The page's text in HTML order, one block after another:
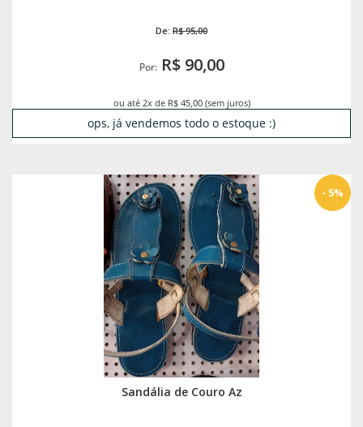
De: R$ 95,00
Por:R$ 90,00
ou até 2x de R$ 45,00 (sem juros)
ops, já vendemos todo o estoque :)
Sandália de Couro Az
- 5%